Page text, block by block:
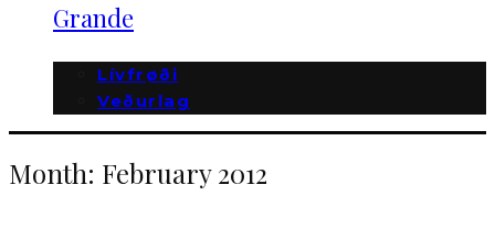
Grande
Lívfrøði
Veðurlag
Month: February 2012